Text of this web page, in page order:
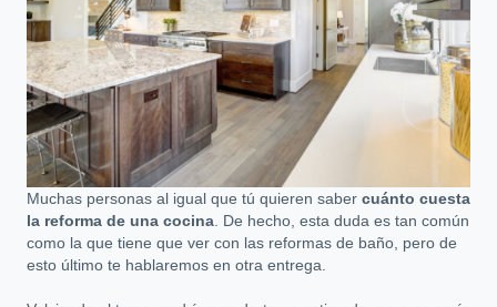
Muchas personas al igual que tú quieren saber cuánto cuesta
la reforma de una cocina . De hecho, esta duda es tan común
como la que tiene que ver con las reformas de baño, pero de
esto último te hablaremos en otra entrega.